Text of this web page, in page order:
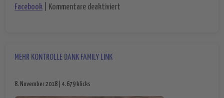
Facebook Kommentare deaktiviert
MEHR KONTROLLE DANK FAMILY LINK
8. November 2018 | 4.679 klicks